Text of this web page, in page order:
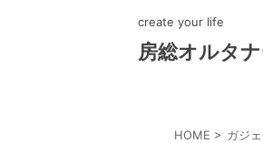
create your life
房総オルタ
HOME > ガジ